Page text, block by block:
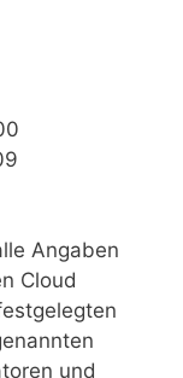
Angaben
Cloud
und